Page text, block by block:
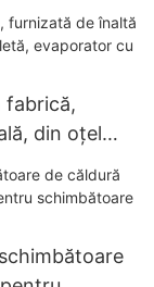
fabrică,
din oțel
peliculă